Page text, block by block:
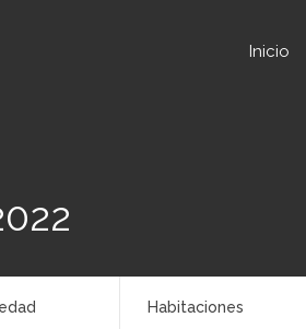
Inicio
Inicio
Habitaciones